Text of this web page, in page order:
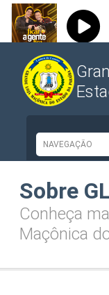
Sobre
Conheça
Maçônica